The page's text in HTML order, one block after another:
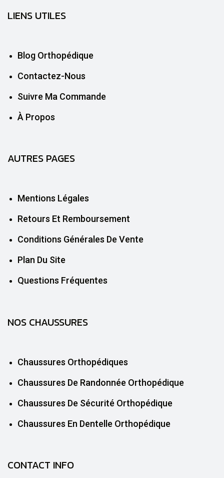
LIENS UTILES
Blog Orthopédique
Contactez-Nous
Suivre Ma Commande
À Propos
AUTRES PAGES
Mentions Légales
Retours Et Remboursement
Conditions Générales De Vente
Plan Du Site
Questions Fréquentes
NOS CHAUSSURES
Chaussures Orthopédiques
Chaussures De Randonnée Orthopédique
Chaussures De Sécurité Orthopédique
Chaussures En Dentelle Orthopédique
CONTACT INFO